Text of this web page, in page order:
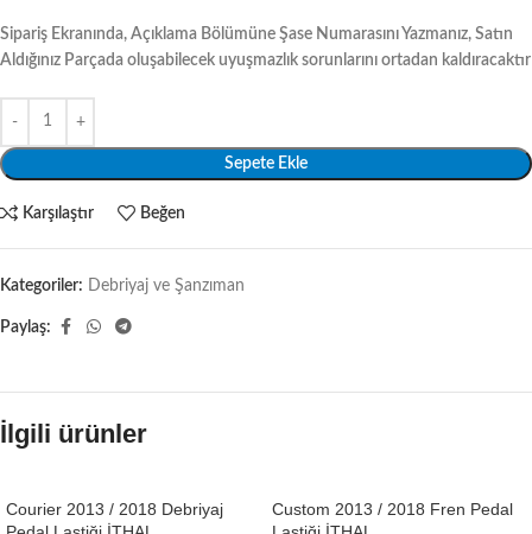
Sipariş Ekranında, Açıklama Bölümüne Şase Numarasını Yazmanız, Satın
Aldığınız Parçada oluşabilecek uyuşmazlık sorunlarını ortadan kaldıracaktır
Sepete Ekle
Karşılaştır Beğen
Kategoriler: Debriyaj ve Şanzıman
Paylaş:
İlgili ürünler
Courier 2013 / 2018 Debriyaj
Custom 2013 / 2018 Fren Pedal